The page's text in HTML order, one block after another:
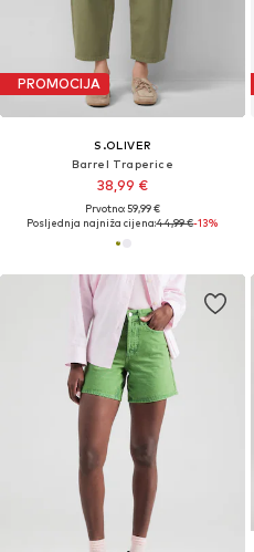
PROMOCIJA
S.OLIVER
Barrel Traperice
38,99 €
Prvotno: 59,99 €
Posljednja najniža cijena:44,99 €-13%